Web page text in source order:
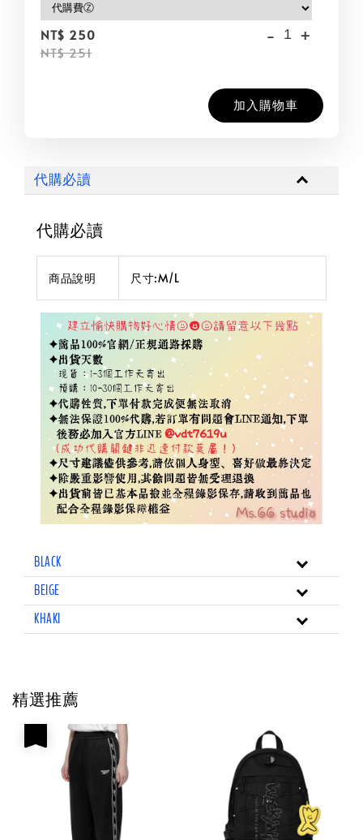
NT$ 250
NT$ 251
- +
加入購物車
代購必讀
代購必讀
商品說明 尺寸:M/L
BLACK
BEIGE
KHAKI
精選推薦